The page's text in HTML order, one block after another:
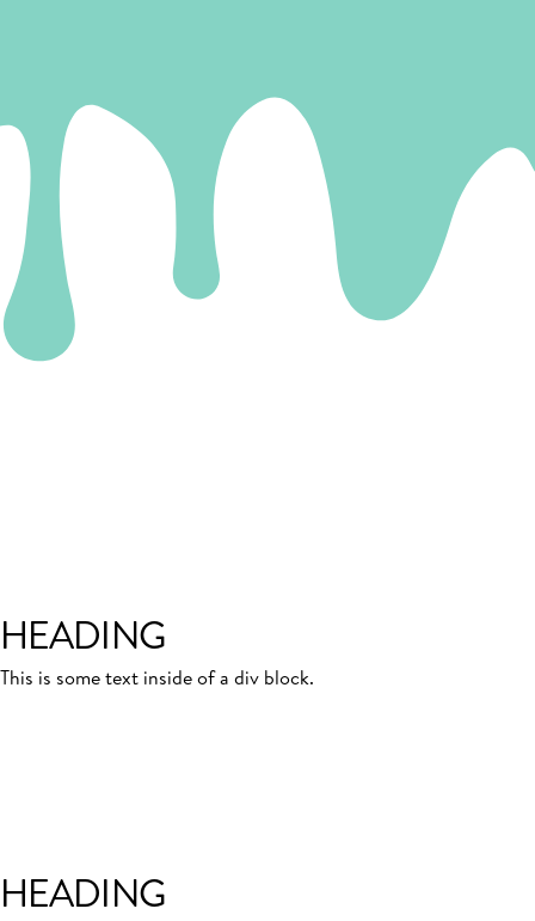
HEADING
This is some text inside of a div block.
HEADING